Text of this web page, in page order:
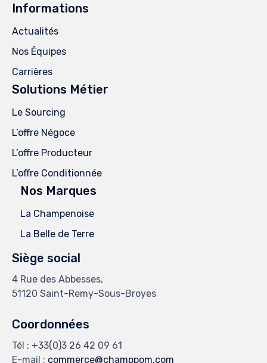
Informations
Actualités
Nos Équipes
Carrières
Solutions Métier
Le Sourcing
L’offre Négoce
L’offre Producteur
L’offre Conditionnée
Nos Marques
La Champenoise
La Belle de Terre
Siège social
4 Rue des Abbesses,
51120 Saint-Remy-Sous-Broyes
Coordonnées
Tél : +33(0)3 26 42 09 61
E-mail : commerce@champpom.com